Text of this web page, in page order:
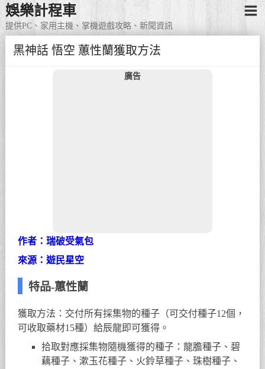
娛樂計程車
提供PC、家用主機、掌機遊戲攻略、新聞資訊
黑神話 悟空 蕙性蘭獲取方法
廣告
作者：瑞破受氣包
來源：遊民星空
特品-蕙性蘭
獲取方法：交付所有採集物的種子（可交付種子12個，
可收取藥材15種）給辰龍即可獲得。
拾取對應採集物隨機獲得的種子：龍膽種子、碧
藕種子、漱玉花種子、火鈴草種子、珠樹種子、